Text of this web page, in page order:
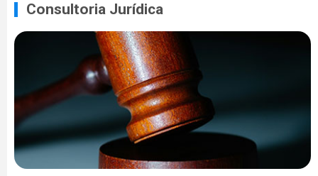
Consultoria Jurídica